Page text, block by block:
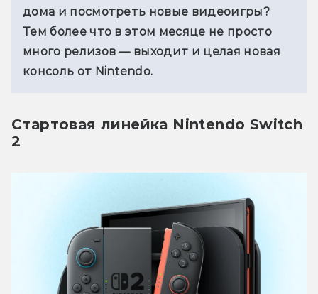
дома и посмотреть новые видеоигры?
Тем более что в этом месяце не просто
много релизов — выходит и целая новая
консоль от Nintendo.
Стартовая линейка Nintendo Switch
2